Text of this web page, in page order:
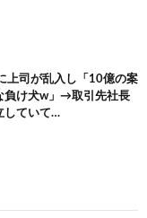
上司が乱入し「10億の案
負け犬w」→取引先社長
していて…